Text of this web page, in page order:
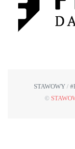
STAWOWY
©